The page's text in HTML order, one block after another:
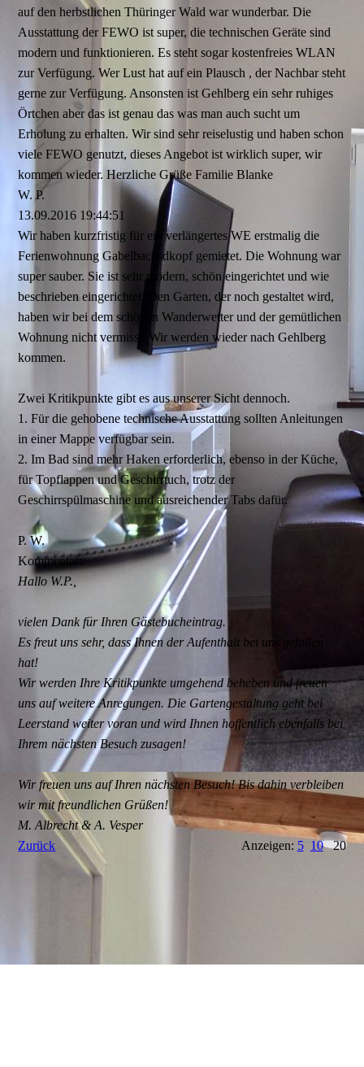
auf den herbstlichen Thüringer Wald war wunderbar. Die
Ausstattung der FEWO ist super, die technischen Geräte sind
modern und funktionieren. Es steht sogar kostenfreies WLAN
zur Verfügung. Wer Lust hat auf ein Plausch , der Nachbar steht
gerne zur Verfügung. Ansonsten ist Gehlberg ein sehr ruhiges
Örtchen aber das ist genau das was man auch sucht um
Erholung zu erhalten. Wir sind sehr reiselustig und haben schon
viele FEWO genutzt, dieses Angebot ist wirklich super, wir
kommen wieder. Herzliche Grüße Familie Blanke
W. P.
13.09.2016 19:44:51
Wir haben kurzfristig für ein verlängertes WE erstmalig die
Ferienwohnung Gabelbachsdkopf gemietet. Die Wohnung war
super sauber. Sie ist sehr modern, schön eingerichtet und wie
beschrieben eingerichtet. Den Garten, der noch gestaltet wird,
haben wir bei dem schönen Wanderwetter und der gemütlichen
Wohnung nicht vermisst. Wir werden wieder nach Gehlberg
kommen.
Zwei Kritikpunkte gibt es aus unserer Sicht dennoch.
1. Für die gehobene technische Ausstattung sollten Anleitungen
in einer Mappe verfügbar sein.
2. Im Bad sind mehr Haken erforderlich, ebenso in der Küche,
für Topflappen und Geschirrtuch, trotz der
Geschirrspülmaschine und ausreichender Tabs dafür.
P. W.
Kommentar:
Hallo W.P.,
vielen Dank für Ihren Gästebucheintrag.
Es freut uns sehr, dass Ihnen der Aufenthalt bei uns gefallen
hat!
Wir werden Ihre Kritikpunkte umgehend beheben und freuen
uns auf weitere Anregungen. Die Gartengestaltung geht bei
Leerstand weiter voran und wird Ihnen hoffentlich ebenfalls bei
Ihrem nächsten Besuch zusagen!
Wir freuen uns auf Ihren nächsten Besuch! Bis dahin verbleiben
wir mit freundlichen Grüßen!
M. Albrecht & A. Vesper
Zurück
Anzeigen: 5 1020